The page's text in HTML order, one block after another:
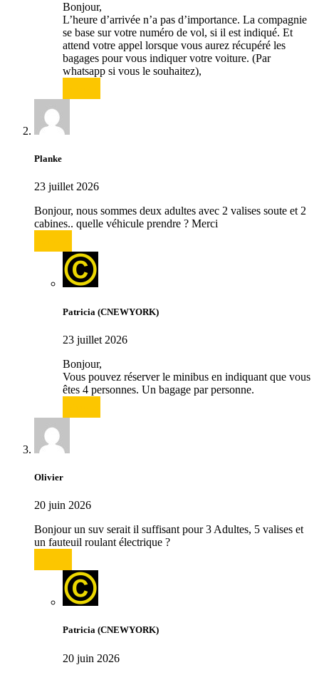
Bonjour,
L’heure d’arrivée n’a pas d’importance. La compagnie
se base sur votre numéro de vol, si il est indiqué. Et
attend votre appel lorsque vous aurez récupéré les
bagages pour vous indiquer votre voiture. (Par
whatsapp si vous le souhaitez),
Planke
23 juillet 2026
Bonjour, nous sommes deux adultes avec 2 valises soute et 2
cabines.. quelle véhicule prendre ? Merci
Patricia (CNEWYORK)
23 juillet 2026
Bonjour,
Vous pouvez réserver le minibus en indiquant que vous
êtes 4 personnes. Un bagage par personne.
Olivier
20 juin 2026
Bonjour un suv serait il suffisant pour 3 Adultes, 5 valises et
un fauteuil roulant électrique ?
Patricia (CNEWYORK)
20 juin 2026